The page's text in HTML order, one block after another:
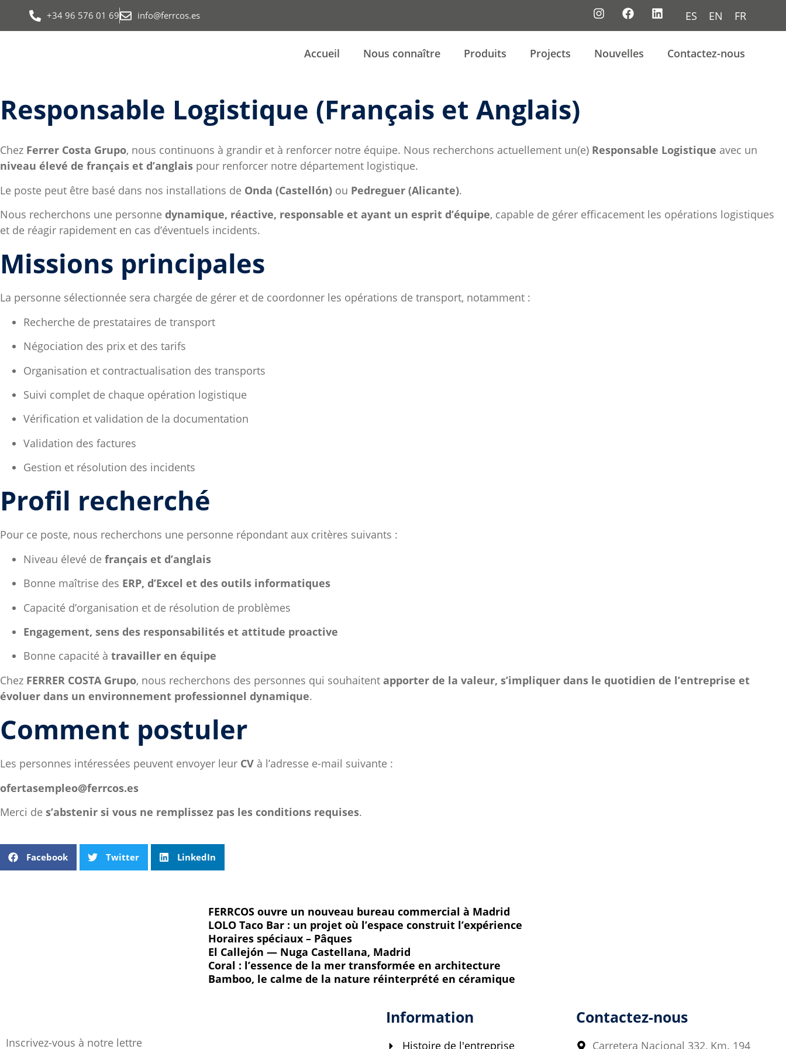
+34 96 576 01 69 info@ferrcos.es ES EN FR
Accueil Nous connaître Produits Projects Nouvelles Contactez-nous
Responsable Logistique (Français et Anglais)
Chez Ferrer Costa Grupo, nous continuons à grandir et à renforcer notre équipe. Nous recherchons actuellement un(e) Responsable Logistique avec un
niveau élevé de français et d’anglais pour renforcer notre département logistique.
Le poste peut être basé dans nos installations de Onda (Castellón) ou Pedreguer (Alicante).
Nous recherchons une personne dynamique, réactive, responsable et ayant un esprit d’équipe, capable de gérer efficacement les opérations logistiques
et de réagir rapidement en cas d’éventuels incidents.
Missions principales
La personne sélectionnée sera chargée de gérer et de coordonner les opérations de transport, notamment :
Recherche de prestataires de transport
Négociation des prix et des tarifs
Organisation et contractualisation des transports
Suivi complet de chaque opération logistique
Vérification et validation de la documentation
Validation des factures
Gestion et résolution des incidents
Profil recherché
Pour ce poste, nous recherchons une personne répondant aux critères suivants :
Niveau élevé de français et d’anglais
Bonne maîtrise des ERP, d’Excel et des outils informatiques
Capacité d’organisation et de résolution de problèmes
Engagement, sens des responsabilités et attitude proactive
Bonne capacité à travailler en équipe
Chez FERRER COSTA Grupo, nous recherchons des personnes qui souhaitent apporter de la valeur, s’impliquer dans le quotidien de l’entreprise et
évoluer dans un environnement professionnel dynamique.
Comment postuler
Les personnes intéressées peuvent envoyer leur CV à l’adresse e-mail suivante :
ofertasempleo@ferrcos.es
Merci de s’abstenir si vous ne remplissez pas les conditions requises.
Facebook Twitter LinkedIn
FERRCOS ouvre un nouveau bureau commercial à Madrid
LOLO Taco Bar : un projet où l’espace construit l’expérience
Horaires spéciaux – Pâques
El Callejón — Nuga Castellana, Madrid
Coral : l’essence de la mer transformée en architecture
Bamboo, le calme de la nature réinterprété en céramique
Inscrivez-vous à notre lettre
Information
Histoire de l'entreprise
Contactez-nous
Carretera Nacional 332, Km. 194